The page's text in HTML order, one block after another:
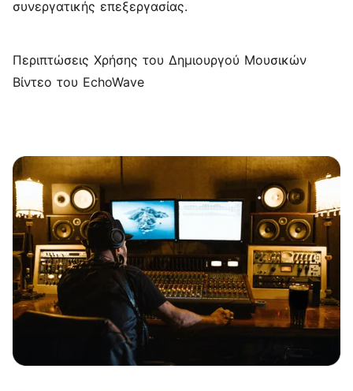
συνεργατικής επεξεργασίας.
Περιπτώσεις Χρήσης του Δημιουργού Μουσικών
Βίντεο του EchoWave